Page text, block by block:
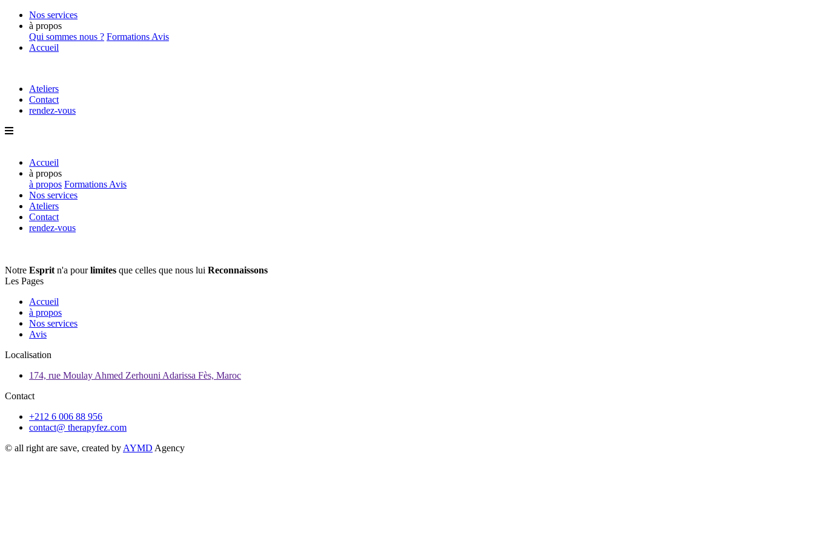
Nos services
à propos
Qui sommes nous ? Formations Avis
Accueil
Ateliers
Contact
rendez-vous
Accueil
à propos
à propos Formations Avis
Nos services
Ateliers
Contact
rendez-vous
Notre Esprit n'a pourlimites que celles que nous lui Reconnaissons
Les Pages
Accueil
à propos
Nos services
Avis
Localisation
174, rue Moulay Ahmed Zerhouni Adarissa Fès, Maroc
Contact
+212 6 006 88 956
contact@ therapyfez.com
© all right are save, created by AYMD Agency